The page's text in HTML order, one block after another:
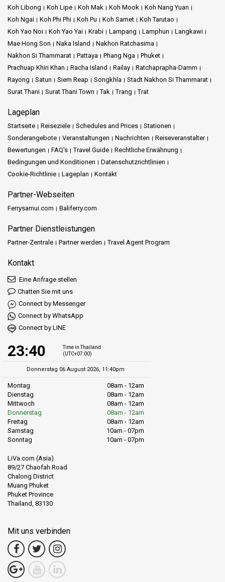
Koh Libong
Koh Lipe Koh Mak Koh Mook
Koh Nang Yuan
Koh Ngai
Koh Phi Phi Koh Pu Koh Samet
Koh Tarutao
Koh Yao Noi
Koh Yao Yai Krabi Lampang Lamphun
Langkawi
Mae Hong Son
Naka Island
Nakhon Ratchasima
Nakhon Si Thammarat
Pattaya Phang Nga
Phuket
Prachuap Khiri Khan
Racha Island Railay
Ratchaprapha-Damm
Rayong
Satun Siem Reap Songkhla
Stadt Nakhon Si Thammarat
Surat Thani
Surat Thani Town Tak Trang Trat
Lageplan
Startseite Reiseziele Schedules and Prices
Stationen
Sonderangebote
Veranstaltungen Nachrichten
Reiseveranstalter
Bewertungen
FAQ's Travel Guide
Rechtliche Erwähnung
Bedingungen und Konditionen
Datenschutzrichtlinien
Cookie-Richtlinie
Lageplan Kontakt
Partner-Webseiten
Ferrysamui.com Baliferry.com
Partner Dienstleistungen
Partner-Zentrale Partner werden Travel Agent Program
Kontakt
Eine Anfrage stellen
Chatten Sie mit uns
Connect by Messenger
Connect by WhatsApp
Connect by LINE
23:40
Time in Thailand
(UTC+07:00)
Donnerstag 06 August 2026, 11:40pm
Montag
08am - 12am
Dienstag
08am - 12am
Mittwoch
08am - 12am
Donnerstag
08am - 12am
Freitag
08am - 12am
Samstag
10am - 07pm
Sonntag
10am - 07pm
LiVa.com (Asia)
89/27 Chaofah Road
Chalong District
Muang Phuket
Phuket Province
Thailand, 83130
Mit uns verbinden